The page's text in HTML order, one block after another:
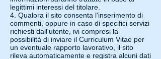
legittimi interessi del titolare.
4. Qualora il sito consenta l'inserimento di
commenti, oppure in caso di specifici servizi
richiesti dall'utente, ivi compresi la
possibilità di inviare il Curriculum Vitae per
un eventuale rapporto lavorativo, il sito
rileva automaticamente e registra alcuni dati